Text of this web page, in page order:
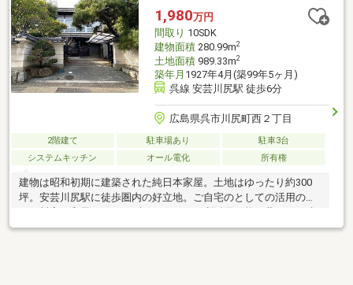
1,980万円
間取り 10SDK
建物面積280.99m2
土地面積989.33m2
築年月 1927年4月(築99年5ヶ月)
呉線 安芸川尻駅 徒歩6分
広島県呉市川尻町西２丁目
2階建て 駐車場あり
駐車3台
システムキッチン
オール電化 所有権
建物は昭和初期に建築された純日本家屋。土地はゆったり約300
坪。安芸川尻駅に徒歩圏内の好立地。ご自宅のとしての活用のほ
物は母屋以外に二棟あり。